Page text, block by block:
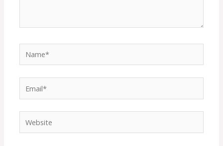
Website